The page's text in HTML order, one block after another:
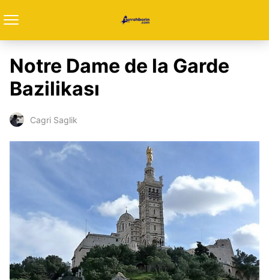
Notre Dame de la Garde
Bazilikası
Cagri Saglik